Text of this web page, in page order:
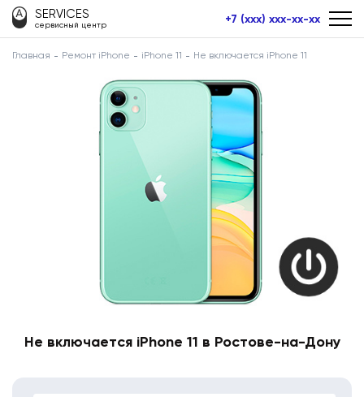
SERVICES
сервисный центр +7 (xxx) xxx-xx-xx
Главная Ремонт iPhone iPhone 11 Не включается iPhone 11
Не включается iPhone 11 в Ростове-на-Дону